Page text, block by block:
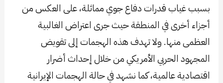
بسبب غياب قدرات دفاع جوي مماثلة، على العكس من
أجزاء أخرى في المنطقة حيث جرى اعتراض الغالبية
العظمى منها. ولا تهدف هذه الهجمات إلى تقويض
المجهود الحربي الأمريكي من خلال إحداث أضرار
اقتصادية عالمية، كما نشهد في حالة الهجمات الإيرانية